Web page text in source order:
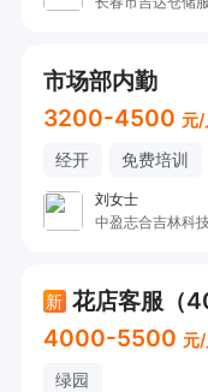
市场部内勤
3200-4500 元/
经开 免费培训
刘女士
中盈志合吉林科
新 花店客服（
4000-5500 元/
绿园